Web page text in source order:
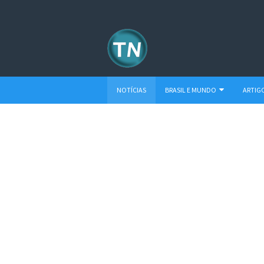
NOTÍCIAS BRASIL E MUNDO